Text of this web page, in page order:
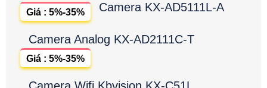
Camera KX-AD5111L-A
Giá : 5%-35%
Camera Analog KX-AD2111C-T
Giá : 5%-35%